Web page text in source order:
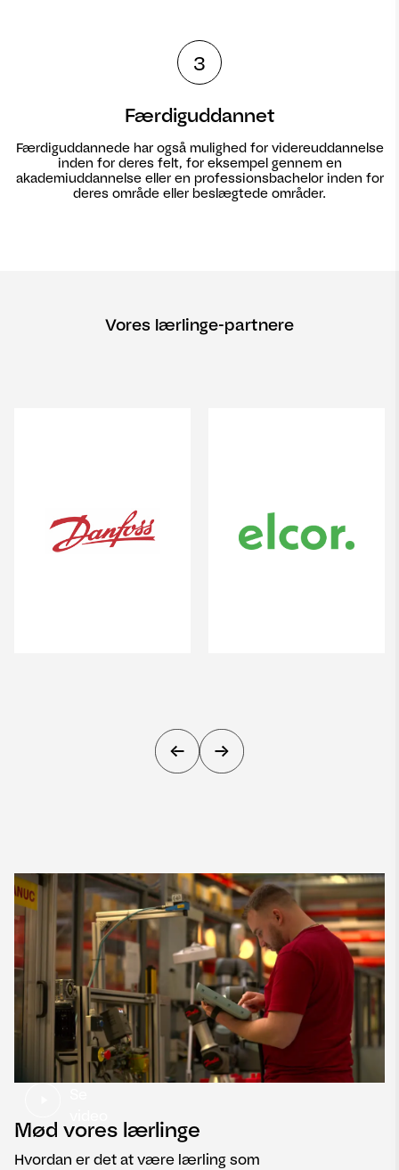
3
Færdiguddannet
Færdiguddannede har også mulighed for videreuddannelse
inden for deres felt, for eksempel gennem en
akademiuddannelse eller en professionsbachelor inden for
deres område eller beslægtede områder.
Vores lærlinge-partnere
Mød vores lærlinge
Hvordan er det at være lærling som